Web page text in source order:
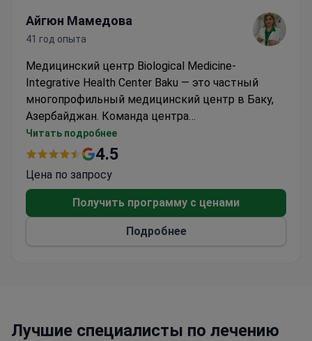
Айгюн Мамедова
41 год опыта
Медицинский центр Biological Medicine-
Integrative Health Center Baku — это частный
многопрофильный медицинский центр в Баку,
Азербайджан. Команда центра
специализируется на нейрохирургии, терапии,
долголетии и оздоровительном отдыхе.
принимает как взрослых, так и детей. Чаще
всего клинику посещают пациенты из Азии и
стран СНГ.
Читать подробнее
4.5
Цена по запросу
Получить программу с ценами
Подробнее
Лучшие специалисты по лечению